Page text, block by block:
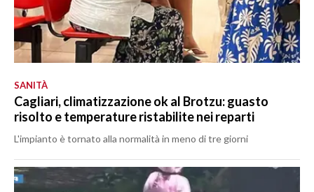
SANITÀ
Cagliari, climatizzazione ok al Brotzu: guasto
risolto e temperature ristabilite nei reparti
L'impianto è tornato alla normalità in meno di tre giorni